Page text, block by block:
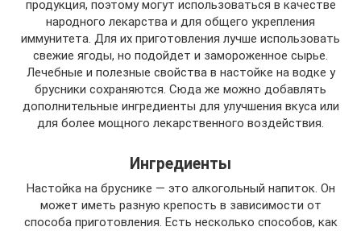
продукция, поэтому могут использоваться в качестве
народного лекарства и для общего укрепления
иммунитета. Для их приготовления лучше использовать
свежие ягоды, но подойдет и замороженное сырье.
Лечебные и полезные свойства в настойке на водке у
брусники сохраняются. Сюда же можно добавлять
дополнительные ингредиенты для улучшения вкуса или
для более мощного лекарственного воздействия.
Ингредиенты
Настойка на бруснике — это алкогольный напиток. Он
может иметь разную крепость в зависимости от
способа приготовления. Есть несколько способов, как